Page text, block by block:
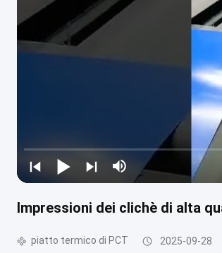
Impressioni dei clichè di alta
piatto termico di PCT 2025-09-28